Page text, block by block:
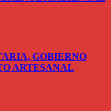
GOBIERNO
ARTESANAL